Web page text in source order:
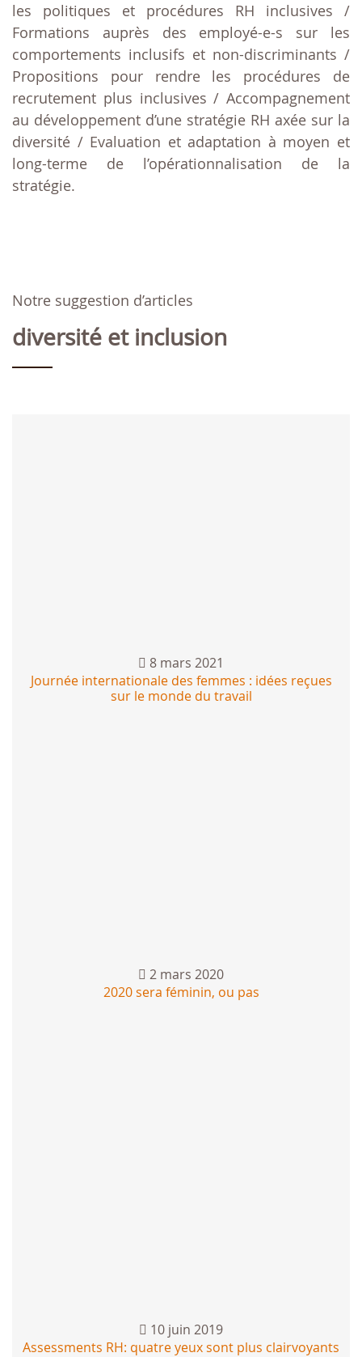
les politiques et procédures RH inclusives /
Formations auprès des employé-e-s sur les
comportements inclusifs et non-discriminants /
Propositions pour rendre les procédures de
recrutement plus inclusives / Accompagnement
au développement d’une stratégie RH axée sur la
diversité / Evaluation et adaptation à moyen et
long-terme de l’opérationnalisation de la
stratégie.
Notre suggestion d’articles
diversité et inclusion
8 mars 2021
Journée internationale des femmes : idées reçues
sur le monde du travail
2 mars 2020
2020 sera féminin, ou pas
10 juin 2019
Assessments RH: quatre yeux sont plus clairvoyants